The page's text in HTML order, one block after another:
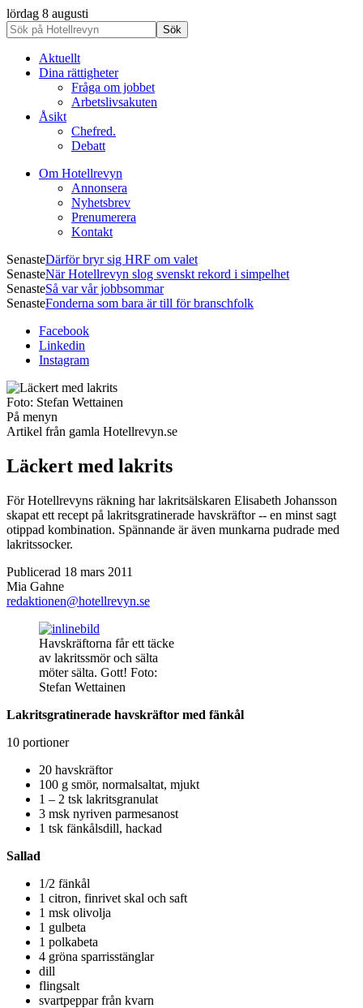
lördag 8 augusti
Aktuellt
Dina rättigheter
Fråga om jobbet
Arbetslivsakuten
Åsikt
Chefred.
Debatt
Om Hotellrevyn
Annonsera
Nyhetsbrev
Prenumerera
Kontakt
SenasteDärför bryr sig HRF om valet
SenasteNär Hotellrevyn slog svenskt rekord i simpelhet
SenasteSå var vår jobbsommar
SenasteFonderna som bara är till för branschfolk
Facebook
Linkedin
Instagram
Foto: Stefan Wettainen
På menyn
Artikel från gamla Hotellrevyn.se
Läckert med lakrits
För Hotellrevyns räkning har lakritsälskaren Elisabeth Johansson
skapat ett recept på lakritsgratinerade havskräftor -- en minst sagt
otippad kombination. Spännande är även munkarna pudrade med
lakritssocker.
Publicerad 18 mars 2011
Mia Gahne
redaktionen@hotellrevyn.se
Havskräftorna får ett täcke
av lakritssmör och sälta
möter sälta. Gott! Foto:
Stefan Wettainen
Lakritsgratinerade havskräftor med fänkål
10 portioner
20 havskräftor
100 g smör, normalsaltat, mjukt
1 – 2 tsk lakritsgranulat
3 msk nyriven parmesanost
1 tsk fänkålsdill, hackad
Sallad
1/2 fänkål
1 citron, finrivet skal och saft
1 msk olivolja
1 gulbeta
1 polkabeta
4 gröna sparrisstänglar
dill
flingsalt
svartpeppar från kvarn